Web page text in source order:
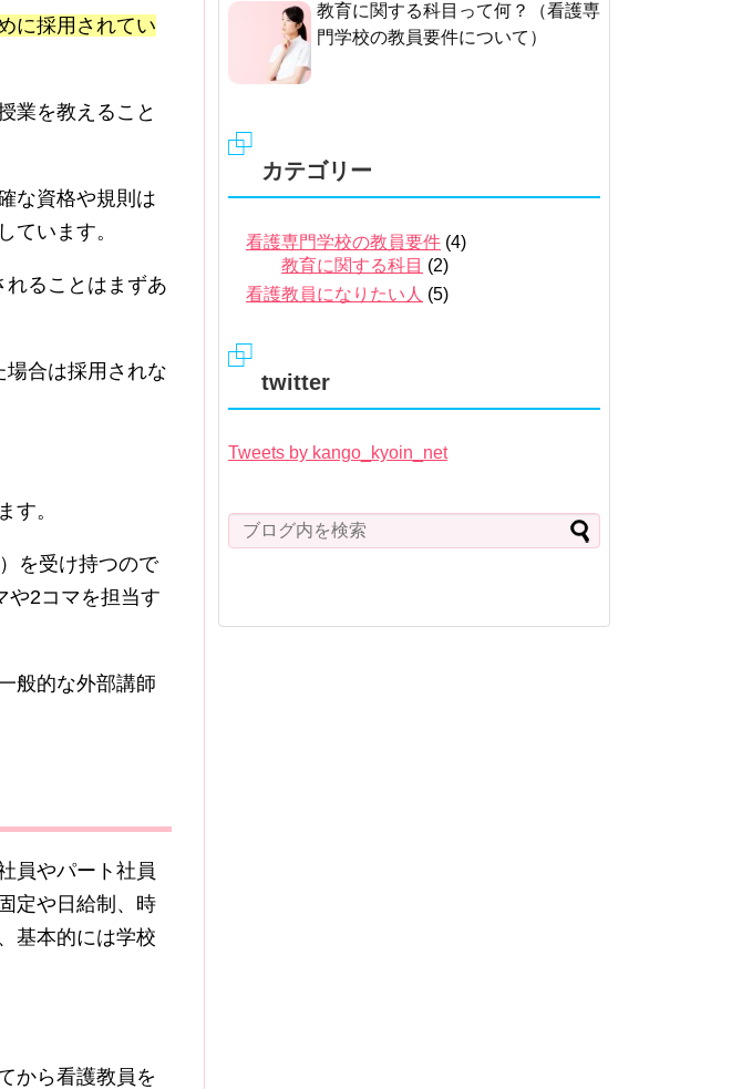
に採用されてい
業を教えること
な資格や規則は
ています。
ることはまずあ
場合は採用されな
す。
を受け持つので
や2コマを担当す
般的な外部講師
員やパート社員
定や日給制、時
基本的には学校
から看護教員を
教育に関する科目って何？（看護専
門学校の教員要件について）
カテゴリー
看護専門学校の教員要件 (4)
教育に関する科目 (2)
看護教員になりたい人 (5)
twitter
Tweets by kango_kyoin_net